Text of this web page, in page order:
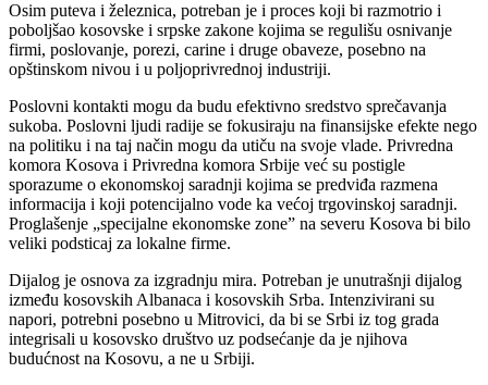
Osim puteva i železnica, potreban je i proces koji bi razmotrio i
poboljšao kosovske i srpske zakone kojima se regulišu osnivanje
firmi, poslovanje, porezi, carine i druge obaveze, posebno na
opštinskom nivou i u poljoprivrednoj industriji.
Poslovni kontakti mogu da budu efektivno sredstvo sprečavanja
sukoba. Poslovni ljudi radije se fokusiraju na finansijske efekte nego
na politiku i na taj način mogu da utiču na svoje vlade. Privredna
komora Kosova i Privredna komora Srbije već su postigle
sporazume o ekonomskoj saradnji kojima se predviđa razmena
informacija i koji potencijalno vode ka većoj trgovinskoj saradnji.
Proglašenje „specijalne ekonomske zone” na severu Kosova bi bilo
veliki podsticaj za lokalne firme.
Dijalog je osnova za izgradnju mira. Potreban je unutrašnji dijalog
između kosovskih Albanaca i kosovskih Srba. Intenzivirani su
napori, potrebni posebno u Mitrovici, da bi se Srbi iz tog grada
integrisali u kosovsko društvo uz podsećanje da je njihova
budućnost na Kosovu, a ne u Srbiji.